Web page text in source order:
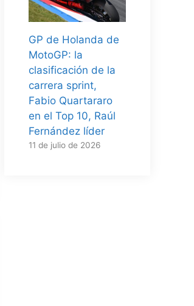
GP de Holanda de
MotoGP: la
clasificación de la
carrera sprint,
Fabio Quartararo
en el Top 10, Raúl
Fernández líder
11 de julio de 2026